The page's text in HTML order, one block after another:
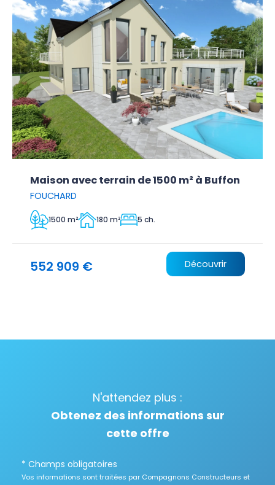
Maison avec terrain de 1500 m² à Buffon
FOUCHARD
1500 m² 180 m² 5 ch.
552 909 € Découvrir
N'attendez plus :
Obtenez des informations sur
cette offre
* Champs obligatoires
Vos informations sont traitées par Compagnons Constructeurs et